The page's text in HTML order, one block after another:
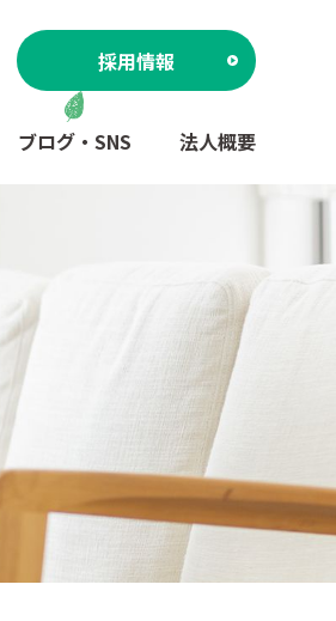
採用情報
ブログ・SNS 法人概要